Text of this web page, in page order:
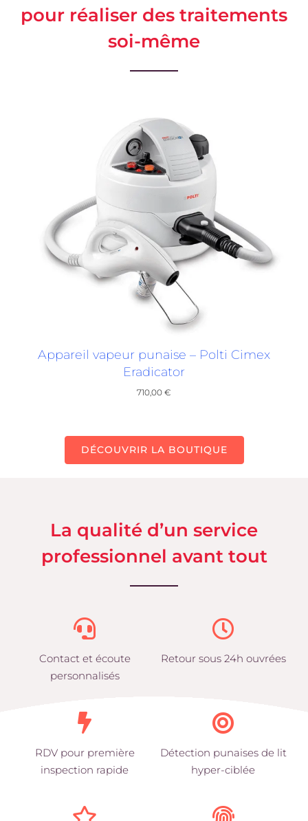
pour réaliser des traitements
soi-même
Appareil vapeur punaise – Polti Cimex
Eradicator
710,00€
DÉCOUVRIR LA BOUTIQUE
La qualité d’un service
professionnel avant tout
Contact et écoute
personnalisés
Retour sous 24h ouvrées
RDV pour première
inspection rapide
Détection punaises de lit
hyper-ciblée